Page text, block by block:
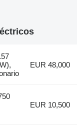
EUR 48,000
EUR 10,500